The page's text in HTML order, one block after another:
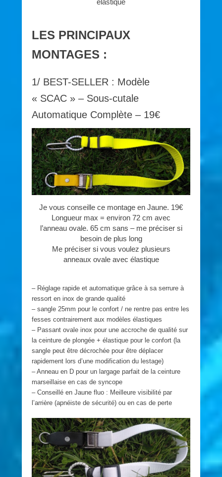
LES PRINCIPAUX
MONTAGES :
1/ BEST-SELLER : Modèle
« SCAC » – Sous-cutale
Automatique Complète – 19€
Je vous conseille ce montage en Jaune. 19€
Longueur max = environ 72 cm avec
l’anneau ovale. 65 cm sans – me préciser si
besoin de plus long
Me préciser si vous voulez plusieurs
anneaux ovale avec élastique
– Réglage rapide et automatique grâce à sa serrure à
ressort en inox de grande qualité
– sangle 25mm pour le confort / ne rentre pas entre les
fesses contrairement aux modèles élastiques
– Passant ovale inox pour une accroche de qualité sur
la ceinture de plongée + élastique pour le confort (la
sangle peut être décrochée pour être déplacer
rapidement lors d’une modification du lestage)
– Anneau en D pour un largage parfait de la ceinture
marseillaise en cas de syncope
– Conseillé en Jaune fluo : Meilleure visibilité par
l’arrière (apnéiste de sécurité) ou en cas de perte